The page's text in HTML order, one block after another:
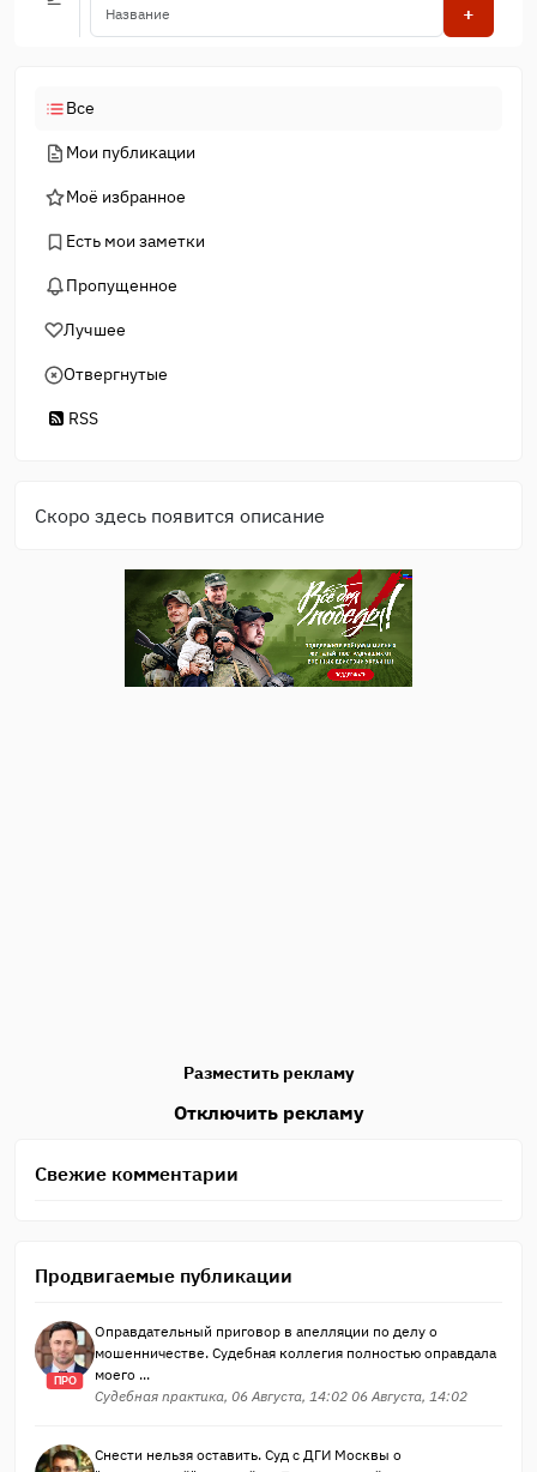
+
Все
Мои публикации
Моё избранное
Есть мои заметки
Пропущенное
Лучшее
Отвергнутые
RSS
Скоро здесь появится описание
Разместить рекламу
Отключить рекламу
Свежие комментарии
Продвигаемые публикации
ПРО
Оправдательный приговор в апелляции по делу о
мошенничестве. Судебная коллегия полностью оправдала
моего ...
Судебная практика, 06 Августа, 14:02 06 Августа, 14:02
Снести нельзя оставить. Суд с ДГИ Москвы о